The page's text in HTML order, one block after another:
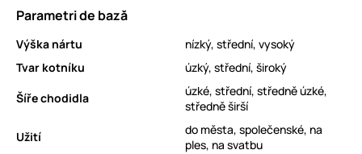
Parametri de bază
Výška nártu
nízký, střední, vysoký
Tvar kotníku
úzký, střední, široký
Šíře chodidla
úzké, střední, středně úzké,
středně širší
Užití
do města, společenské, na
ples, na svatbu